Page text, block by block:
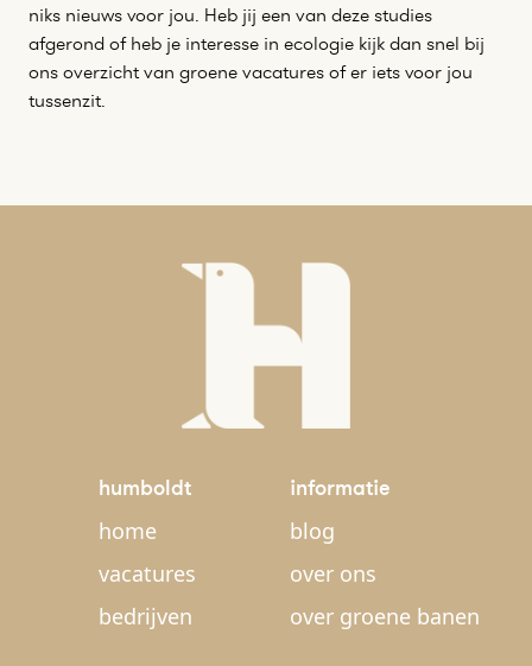
niks nieuws voor jou. Heb jij een van deze studies
afgerond of heb je interesse in ecologie kijk dan snel bij
ons overzicht van groene vacatures of er iets voor jou
tussenzit.
humboldt
home
vacatures
bedrijven
informatie
blog
over ons
over groene banen